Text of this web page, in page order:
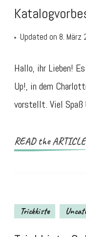
Updated on 8. März
Hallo, ihr Lieben!
Up!, in dem
vorstellt. Viel
READ the ARTICLE
Trickkiste